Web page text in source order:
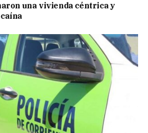
una vivienda céntrica y